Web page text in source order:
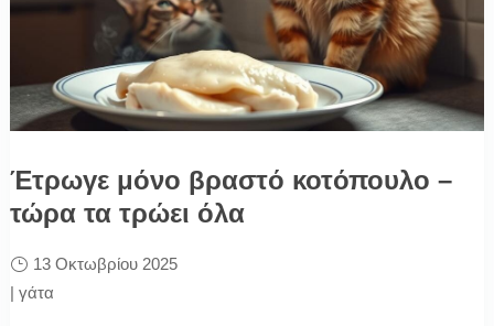
Έτρωγε μόνο βραστό κοτόπουλο –
τώρα τα τρώει όλα
13 Οκτωβρίου 2025
| γάτα